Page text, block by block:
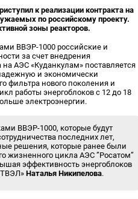
к реализации контракта на
по российскому проекту.
зоны реакторов.
ВВЭР-1000 российские и
за счет внедрения
АЭС «Куданкулам» поставляется
и экономически
фильтра нового поколения и
работы энергоблоков с 12 до 18
электроэнергии.
ВВЭР-1000, которые будут
последних лет,
решения, которые ранее были
жизненного цикла АЭС ”Росатом”
эффективность энергоблоков
Наталья Никипелова.